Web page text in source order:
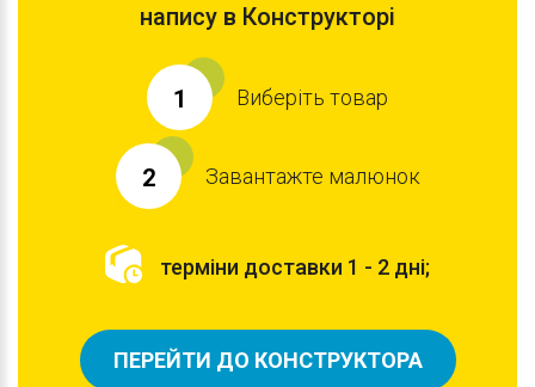
напису в Конструкторі
1 Виберіть товар
2 Завантажте малюнок
терміни доставки 1 - 2 дні;
ПЕРЕЙТИ ДО КОНСТРУКТОРА